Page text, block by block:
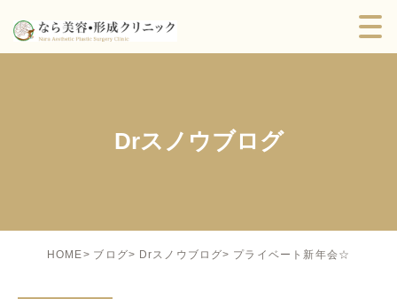
Drスノウブログ
HOME ブログ Drスノウブログ プライベート新年会☆